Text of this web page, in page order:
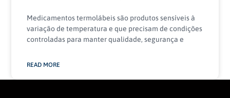
Medicamentos termolábeis são produtos sensíveis à
variação de temperatura e que precisam de condições
controladas para manter qualidade, segurança e
READ MORE